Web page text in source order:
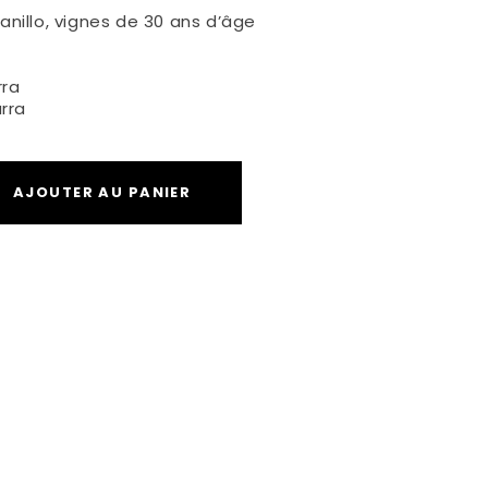
vignes de 30 ans d’âge
AJOUTER AU PANIER